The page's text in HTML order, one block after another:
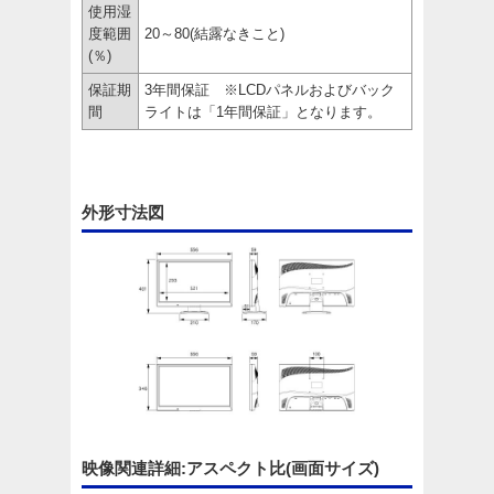
使用湿
度範囲
(％)
20～80(結露なきこと)
保証期
間
3年間保証
※LCDパネルおよびバック
ライトは「1年間保証」となります。
外形寸法図
映像関連詳細:アスペクト比(画面サイズ)